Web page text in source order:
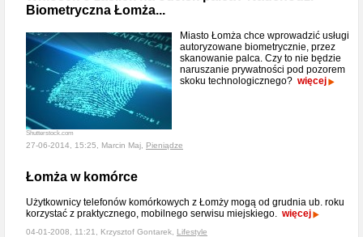
Biometryczna Łomża...
Shutterstock.com
Miasto Łomża chce wprowadzić usługi
autoryzowane biometrycznie, przez
skanowanie palca. Czy to nie będzie
naruszanie prywatności pod pozorem
skoku technologicznego? więcej
27-06-2014, 15:25, Marcin Maj, Pieniądze
Łomża w komórce
Użytkownicy telefonów komórkowych z Łomży mogą od grudnia ub. roku
korzystać z praktycznego, mobilnego serwisu miejskiego. więcej
04-01-2008, 11:21, Krzysztof Gontarek, Lifestyle